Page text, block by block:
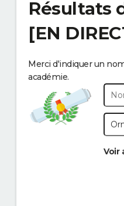
Résultats
[EN
Merci d'indiquer un
académie.
Voir